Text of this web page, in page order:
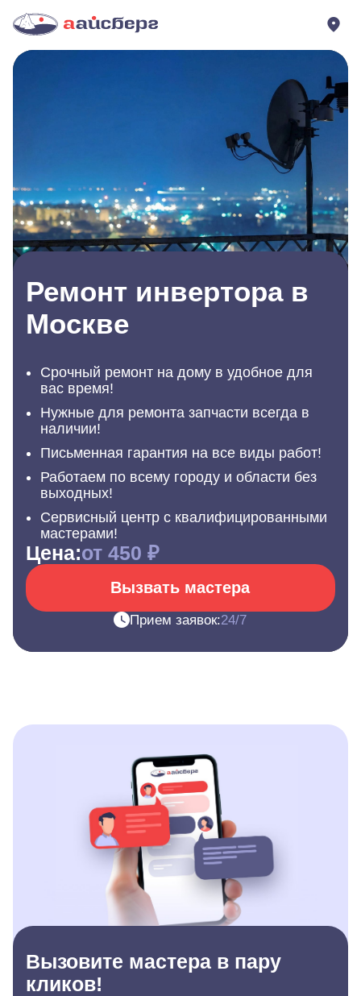
Ремонт инвертора в
Москве
Срочный ремонт на дому в удобное для
вас время!
Нужные для ремонта запчасти всегда в
наличии!
Письменная гарантия на все виды работ!
Работаем по всему городу и области без
выходных!
Сервисный центр с квалифицированными
мастерами!
Цена:от 450 ₽
Вызвать мастера
Прием заявок:24/7
Вызовите мастера в пару
кликов!